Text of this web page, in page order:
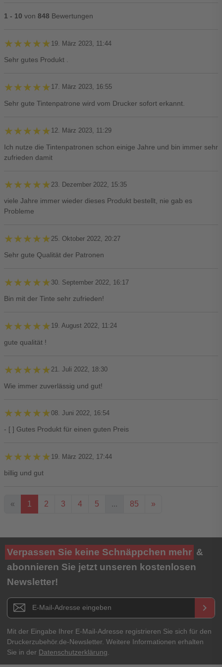
1 - 10 von 848 Bewertungen
★★★★★
★★★★★ 19. März 2023, 11:44
Sehr gutes Produkt .
★★★★★
★★★★★ 17. März 2023, 16:55
Sehr gute Tintenpatrone wird vom Drucker sofort erkannt.
★★★★★
★★★★★ 12. März 2023, 11:29
Ich nutze die Tintenpatronen schon einige Jahre und bin immer sehr
zufrieden damit
★★★★★
★★★★★ 23. Dezember 2022, 15:35
viele Jahre immer wieder dieses Produkt bestellt, nie gab es
Probleme
★★★★★
★★★★★ 25. Oktober 2022, 20:27
Sehr gute Qualität der Patronen
★★★★★
★★★★★ 30. September 2022, 16:17
Bin mit der Tinte sehr zufrieden!
★★★★★
★★★★★ 19. August 2022, 11:24
gute qualität !
★★★★★
★★★★★ 21. Juli 2022, 18:30
Wie immer zuverlässig und gut!
★★★★★
★★★★★08. Juni 2022, 16:54
- [ ] Gutes Produkt für einen guten Preis
★★★★★
★★★★★ 19. März 2022, 17:44
billig und gut
« 1 2 3 4 5 ... 85 »
Ihre Bewertung**
★★★★★
Titel**
E-Mail-Adresse
Ihr Passwort
Verpassen Sie keine Schnäppchen mehr &
abonnieren Sie jetzt unseren kostenlosen
Newsletter!
Newsletter E-Mail Adresse keyboard_arrow_right
Mit der Eingabe Ihrer E-Mail-Adresse registrieren Sie sich für den
Druckerzubehör.de-Newsletter. Weitere Informationen erhalten
Sie in der Datenschutzerklärung